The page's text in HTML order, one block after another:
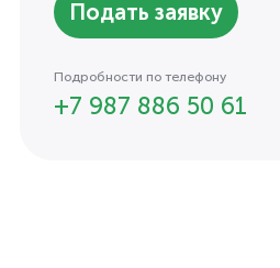
Подать заявку
Подробности по телефону
+7 987 886 50 61